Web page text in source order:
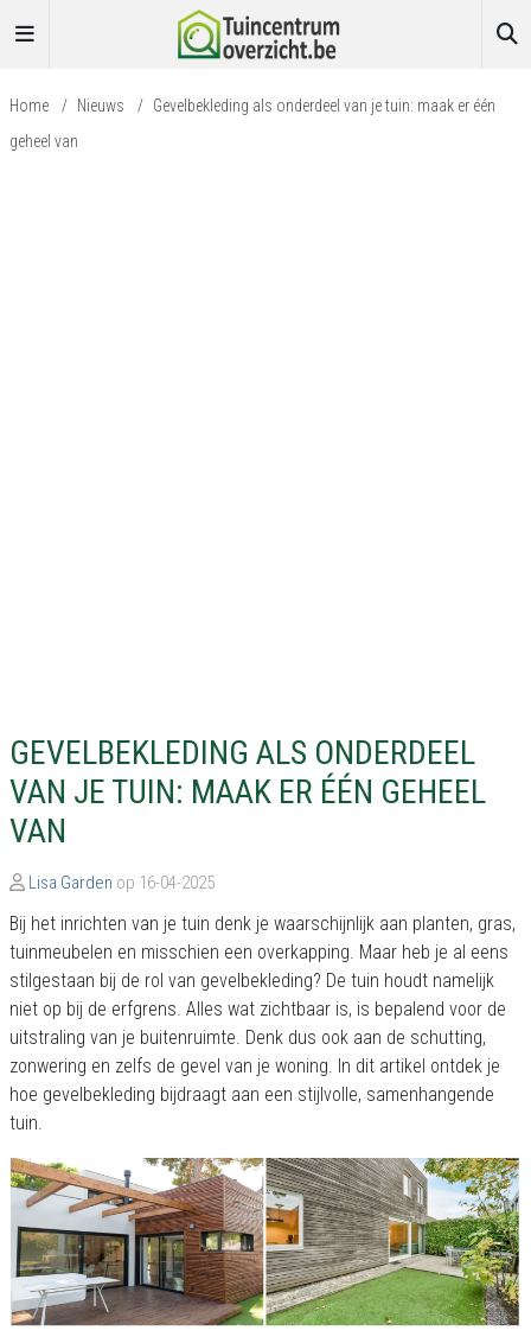
Home / Nieuws / Gevelbekleding als onderdeel van je tuin: maak er één
geheel van
GEVELBEKLEDING ALS ONDERDEEL
VAN JE TUIN: MAAK ER ÉÉN GEHEEL
VAN
Lisa Garden op 16-04-2025
Bij het inrichten van je tuin denk je waarschijnlijk aan planten, gras,
tuinmeubelen en misschien een overkapping. Maar heb je al eens
stilgestaan bij de rol van gevelbekleding? De tuin houdt namelijk
niet op bij de erfgrens. Alles wat zichtbaar is, is bepalend voor de
uitstraling van je buitenruimte. Denk dus ook aan de schutting,
zonwering en zelfs de gevel van je woning. In dit artikel ontdek je
hoe gevelbekleding bijdraagt aan een stijlvolle, samenhangende
tuin.